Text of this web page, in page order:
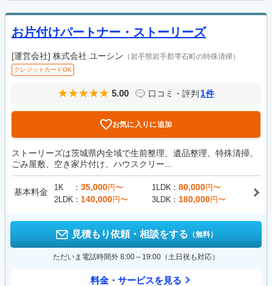
お片付けパートナー・ストーリーズ
[運営会社] 株式会社 ユーシン （岩手県岩手郡雫石町の特殊清掃）
クレジットカードOK
5.00 口コミ・評判 1件
お気に入りに追加
ストーリーズは茨城県内全域で生前整理、遺品整理、特殊清掃、
ごみ屋敷、空き家片付け、ハウスクリー...
基本料金 1K 35,000円〜 1LDK 80,000円〜
2LDK
140,000円〜 3LDK 180,000円〜
見積もり依頼・相談をする （無料）
ただいま電話時間外 8:00～19:00（土日祝も対応）
料金・サービスを見る